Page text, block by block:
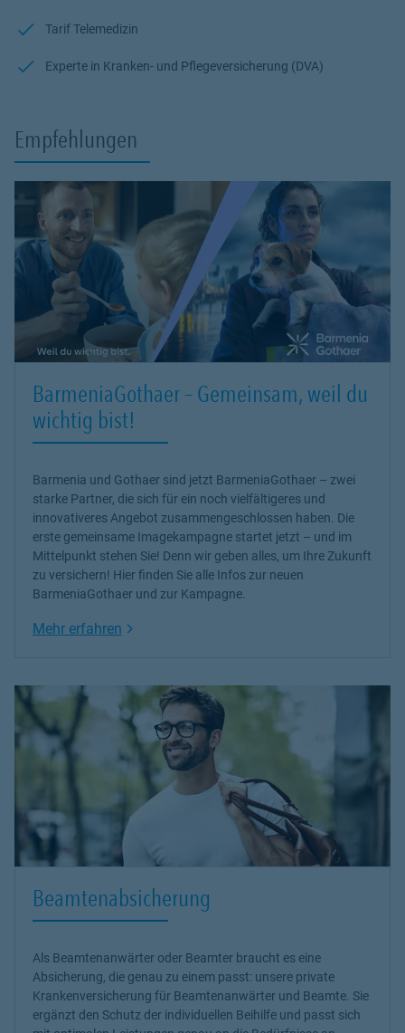
Tarif Telemedizin
Experte in Kranken- und Pflegeversicherung (DVA)
Empfehlungen
BarmeniaGothaer – Gemeinsam, weil du
wichtig bist!
Barmenia und Gothaer sind jetzt BarmeniaGothaer – zwei
starke Partner, die sich für ein noch vielfältigeres und
innovativeres Angebot zusammengeschlossen haben. Die
erste gemeinsame Imagekampagne startet jetzt – und im
Mittelpunkt stehen Sie! Denn wir geben alles, um Ihre Zukunft
zu versichern! Hier finden Sie alle Infos zur neuen
BarmeniaGothaer und zur Kampagne.
Mehr erfahren Link Opens in New Tab
Beamtenabsicherung
Als Beamtenanwärter oder Beamter braucht es eine
Absicherung, die genau zu einem passt: unsere private
Krankenversicherung für Beamtenanwärter und Beamte. Sie
ergänzt den Schutz der individuellen Beihilfe und passt sich